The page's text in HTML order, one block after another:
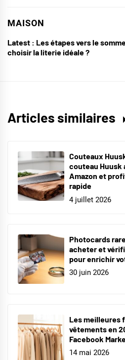
MAISON
Latest : Les étapes vers le
choisir la literie idéale ?
Articles similaires
Couteaux
couteau Huusk
Amazon et
rapide
4 juillet 2026
Photocards
acheter et
pour enrichir
30 juin 2026
Les meilleures
vêtements en
Facebook
14 mai 2026